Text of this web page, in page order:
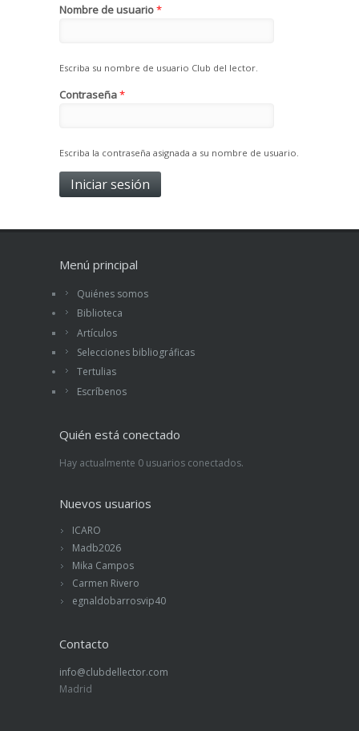
Solicitar una nueva contraseña
Nombre de usuario*
Escriba su nombre de usuario Club del lector.
Contraseña*
Escriba la contraseña asignada a su nombre de usuario.
Menú principal
Quiénes somos
Biblioteca
Artículos
Selecciones bibliográficas
Tertulias
Escríbenos
Quién está conectado
Hay actualmente 0 usuarios conectados.
Nuevos usuarios
ICARO
Madb2026
Mika Campos
Carmen Rivero
egnaldobarrosvip40
Contacto
info@clubdellector.com
Madrid